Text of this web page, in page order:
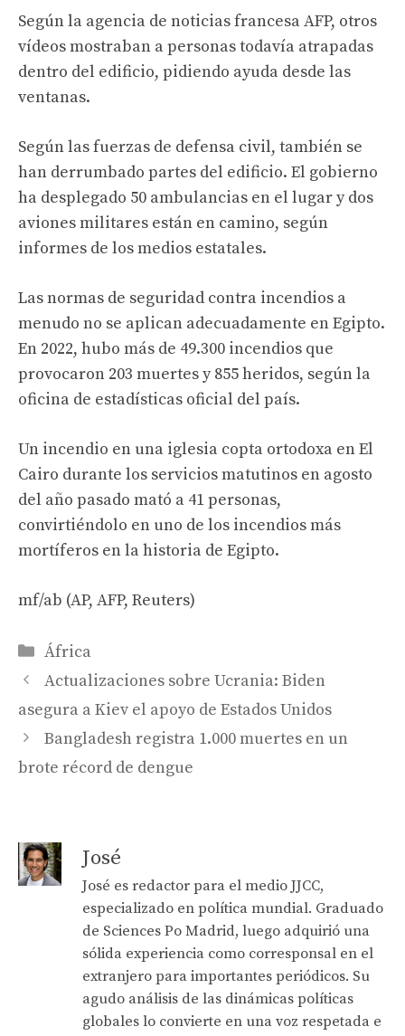
Según la agencia de noticias francesa AFP, otros
vídeos mostraban a personas todavía atrapadas
dentro del edificio, pidiendo ayuda desde las
ventanas.
Según las fuerzas de defensa civil, también se
han derrumbado partes del edificio. El gobierno
ha desplegado 50 ambulancias en el lugar y dos
aviones militares están en camino, según
informes de los medios estatales.
Las normas de seguridad contra incendios a
menudo no se aplican adecuadamente en Egipto.
En 2022, hubo más de 49.300 incendios que
provocaron 203 muertes y 855 heridos, según la
oficina de estadísticas oficial del país.
Un incendio en una iglesia copta ortodoxa en El
Cairo durante los servicios matutinos en agosto
del año pasado mató a 41 personas,
convirtiéndolo en uno de los incendios más
mortíferos en la historia de Egipto.
mf/ab (AP, AFP, Reuters)
Categories
África
Actualizaciones sobre Ucrania: Biden
asegura a Kiev el apoyo de Estados Unidos
Bangladesh registra 1.000 muertes en un
brote récord de dengue
José
José es redactor para el medio JJCC,
especializado en política mundial. Graduado
de Sciences Po Madrid, luego adquirió una
sólida experiencia como corresponsal en el
extranjero para importantes periódicos. Su
agudo análisis de las dinámicas políticas
globales lo convierte en una voz respetada e